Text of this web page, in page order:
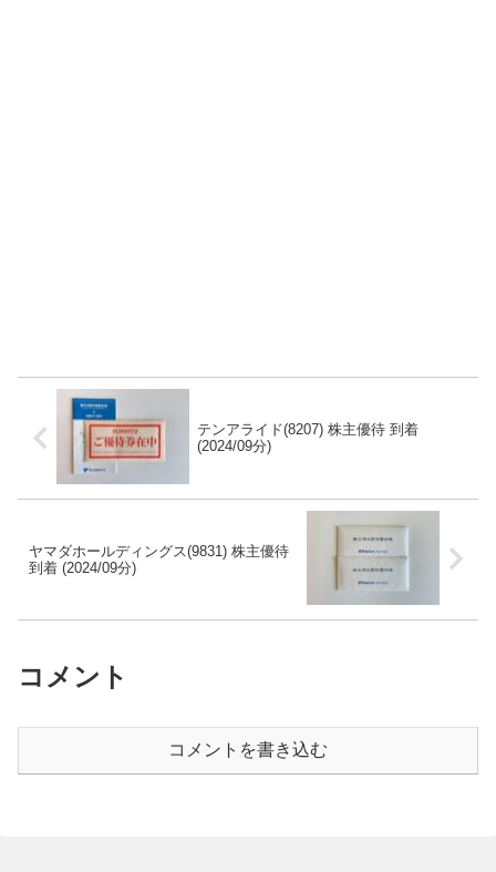
テンアライド(8207) 株主優待 到着
(2024/09分)
ヤマダホールディングス(9831) 株主優待
到着 (2024/09分)
コメント
コメントを書き込む